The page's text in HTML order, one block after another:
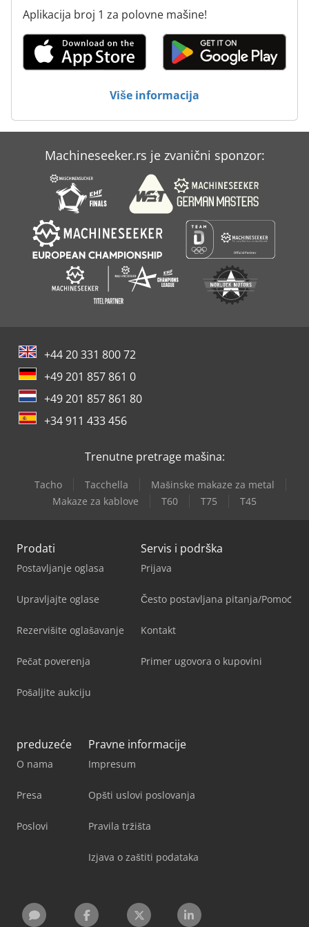
Aplikacija broj 1 za polovne mašine!
Više informacija
Machineseeker.rs je zvanični sponzor:
+44 20 331 800 72
+49 201 857 861 0
+49 201 857 861 80
+34 911 433 456
Trenutne pretrage mašina:
Tacho Tacchella
Mašinske makaze za metal
Makaze za kablove
T60 T75 T45
Prodati
Postavljanje oglasa
Upravljajte oglase
Rezervišite oglašavanje
Pečat poverenja
Pošaljite aukciju
Servis i podrška
Prijava
Često postavljana pitanja/Pomoć
Kontakt
Primer ugovora o kupovini
preduzeće
O nama
Presa
Poslovi
Pravne informacije
Impresum
Opšti uslovi poslovanja
Pravila tržišta
Izjava o zaštiti podataka